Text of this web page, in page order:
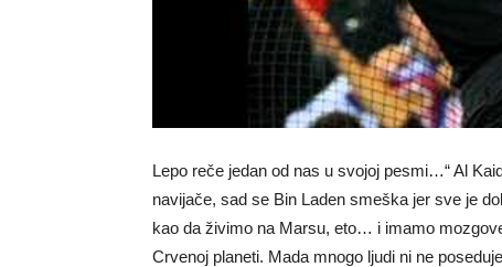
Lepo reče jedan od nas u svojoj pesmi…“ Al
navijače, sad se Bin Laden smeška jer sve je
kao da živimo na Marsu, eto… i imamo
Crvenoj planeti. Mada mnogo ljudi ni ne